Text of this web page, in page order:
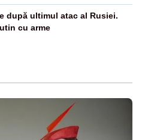
după ultimul atac al Rusiei.
cu arme